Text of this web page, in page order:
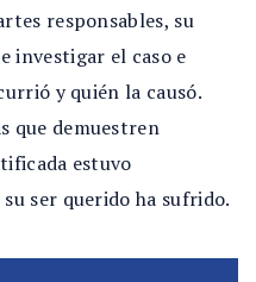
responsables, su
investigar el caso e
y quién la causó.
que demuestren
estuvo
ser querido ha sufrido.